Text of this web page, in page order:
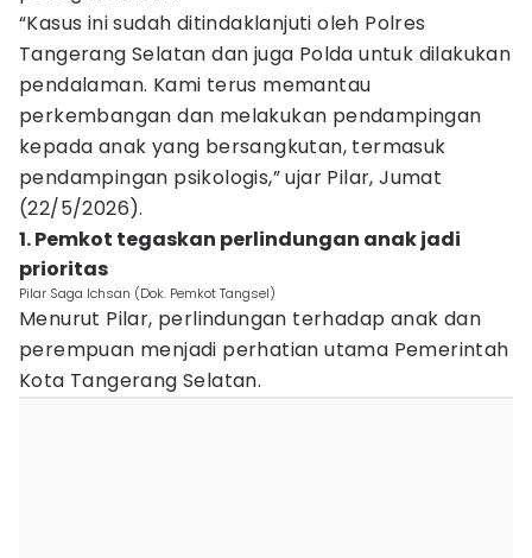
“Kasus ini sudah ditindaklanjuti oleh Polres
Tangerang Selatan dan juga Polda untuk dilakukan
pendalaman. Kami terus memantau
perkembangan dan melakukan pendampingan
kepada anak yang bersangkutan, termasuk
pendampingan psikologis,” ujar Pilar, Jumat
(22/5/2026).
1. Pemkot tegaskan perlindungan anak jadi
prioritas
Pilar Saga Ichsan (Dok. Pemkot Tangsel)
Menurut Pilar, perlindungan terhadap anak dan
perempuan menjadi perhatian utama Pemerintah
Kota Tangerang Selatan.